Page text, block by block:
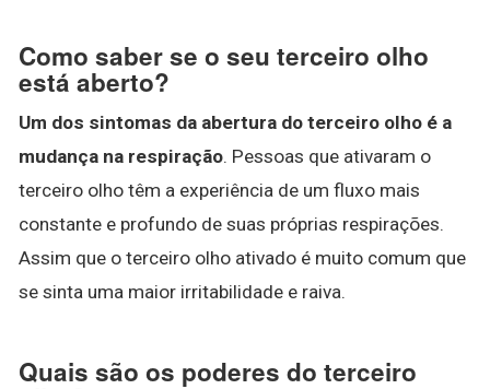
Como saber se o seu terceiro olho
está aberto?
Um dos sintomas da abertura do terceiro olho é a
mudança na respiração. Pessoas que ativaram o
terceiro olho têm a experiência de um fluxo mais
constante e profundo de suas próprias respirações.
Assim que o terceiro olho ativado é muito comum que
se sinta uma maior irritabilidade e raiva.
Quais são os poderes do terceiro